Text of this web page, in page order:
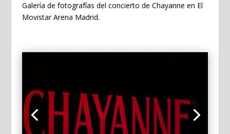
Galería de fotografías del concierto de Chayanne en El
Movistar Arena Madrid.